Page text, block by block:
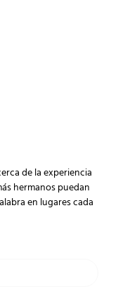
de la experiencia
hermanos puedan
en lugares cada